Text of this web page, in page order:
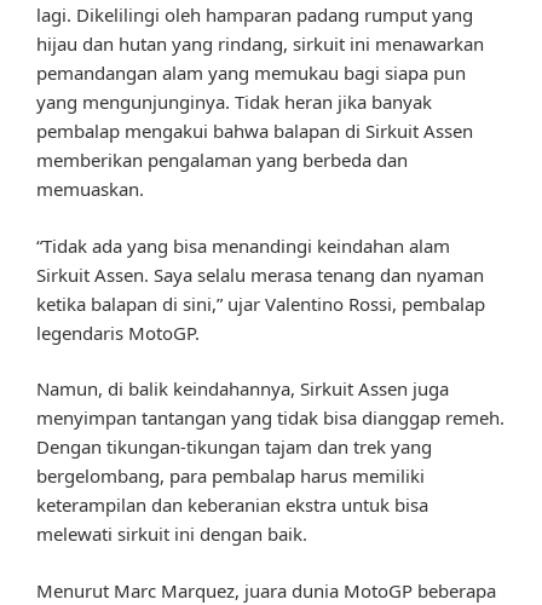
lagi. Dikelilingi oleh hamparan padang rumput yang
hijau dan hutan yang rindang, sirkuit ini menawarkan
pemandangan alam yang memukau bagi siapa pun
yang mengunjunginya. Tidak heran jika banyak
pembalap mengakui bahwa balapan di Sirkuit Assen
memberikan pengalaman yang berbeda dan
memuaskan.
“Tidak ada yang bisa menandingi keindahan alam
Sirkuit Assen. Saya selalu merasa tenang dan nyaman
ketika balapan di sini,” ujar Valentino Rossi, pembalap
legendaris MotoGP.
Namun, di balik keindahannya, Sirkuit Assen juga
menyimpan tantangan yang tidak bisa dianggap remeh.
Dengan tikungan-tikungan tajam dan trek yang
bergelombang, para pembalap harus memiliki
keterampilan dan keberanian ekstra untuk bisa
melewati sirkuit ini dengan baik.
Menurut Marc Marquez, juara dunia MotoGP beberapa